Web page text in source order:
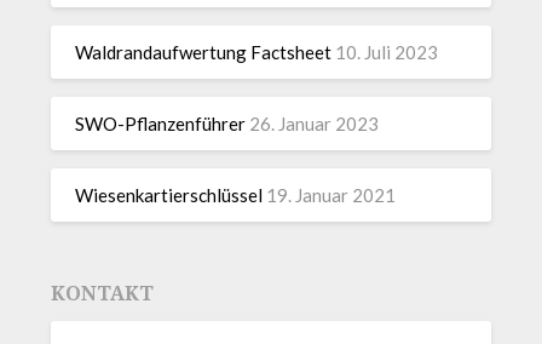
Waldrandaufwertung Factsheet 10. Juli 2023
SWO-Pflanzenführer 26. Januar 2023
Wiesenkartierschlüssel 19. Januar 2021
KONTAKT